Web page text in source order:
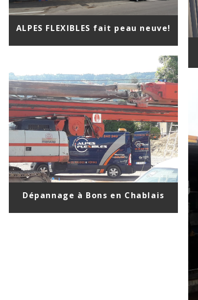
ALPES FLEXIBLES fait peau neuve!
Dépannage à Bons en Chablais